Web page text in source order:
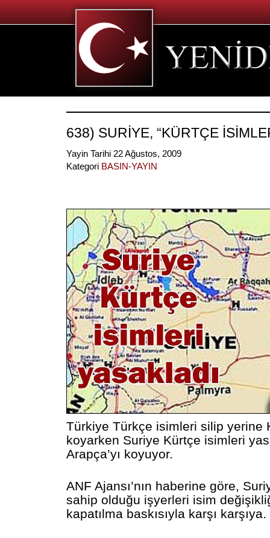
638) SURİYE, “KÜRTÇE
Yayin Tarihi 22 Ağustos, 2009
Kategori BASIN-YAYIN
Türkiye Türkçe isimleri silip yerine
koyarken Suriye Kürtçe isimleri
Arapça’yı koyuyor.
ANF Ajansı’nın haberine göre,
sahip olduğu işyerleri isim
kapatılma baskısıyla karşı karşıya.